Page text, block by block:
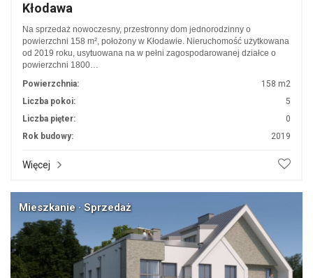
Kłodawa
Na sprzedaż nowoczesny, przestronny dom jednorodzinny o
powierzchni 158 m², położony w Kłodawie. Nieruchomość użytkowana
od 2019 roku, usytuowana na w pełni zagospodarowanej działce o
powierzchni 1800…
Powierzchnia:
158 m2
Liczba pokoi:
5
Liczba pięter:
0
Rok budowy:
2019
Więcej
Mieszkanie · Sprzedaż